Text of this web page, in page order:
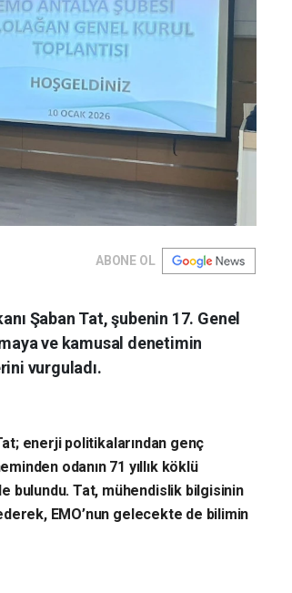
ABONE OL
Şaban Tat, şubenin 17. Genel
ve kamusal denetimin
vurguladı.
enerji politikalarından genç
odanın 71 yıllık köklü
bulundu. Tat, mühendislik bilgisinin
EMO’nun gelecekte de bilimin